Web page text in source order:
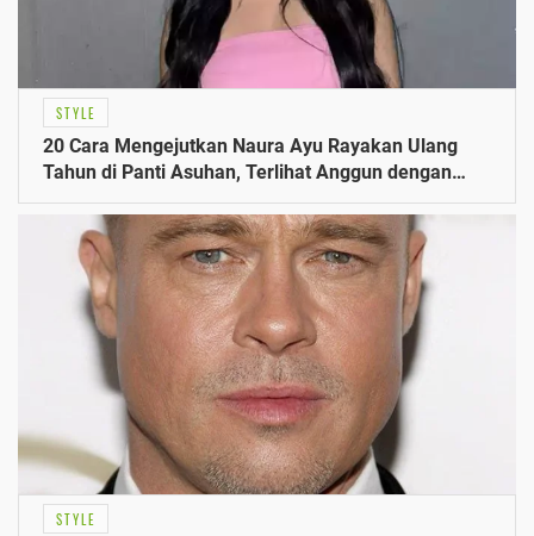
STYLE
20 Cara Mengejutkan Naura Ayu Rayakan Ulang
Tahun di Panti Asuhan, Terlihat Anggun dengan
Kaftan Cokelat
STYLE